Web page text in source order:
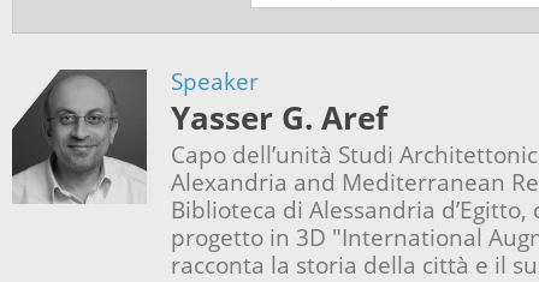
Speaker
Yasser G. Aref
Capo dell’unità Studi
Alexandria and Mediterranean
Biblioteca di Alessandria
progetto in 3D "International
racconta la storia della città e il